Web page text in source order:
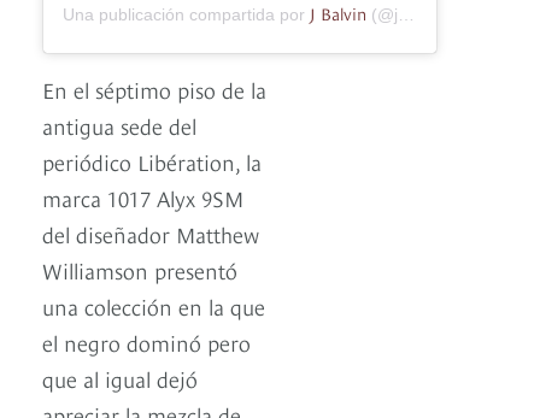
Una publicación compartida por J Balvin (@jbalvin) el
En el séptimo piso de la
antigua sede del
periódico Libération, la
marca 1017 Alyx 9SM
del diseñador Matthew
Williamson presentó
una colección en la que
el negro dominó pero
que al igual dejó